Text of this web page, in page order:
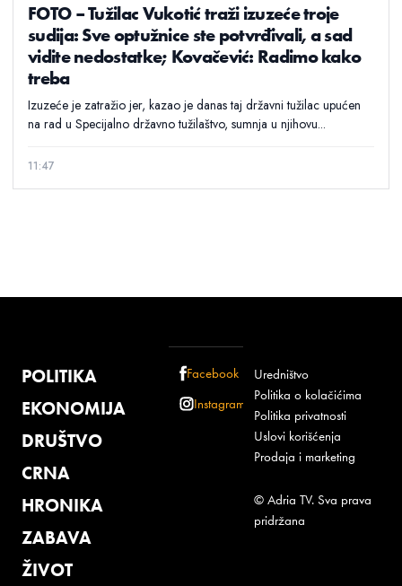
FOTO – Tužilac Vukotić traži izuzeće troje
sudija: Sve optužnice ste potvrđivali, a sad
vidite nedostatke; Kovačević: Radimo kako
treba
Izuzeće je zatražio jer, kazao je danas taj državni tužilac upućen
na rad u Specijalno državno tužilaštvo, sumnja u njihovu...
11:47
POLITIKA
EKONOMIJA
DRUŠTVO
CRNA
HRONIKA
ZABAVA
ŽIVOT
Facebook
Instagram
Uredništvo
Politika o kolačićima
Politika privatnosti
Uslovi korišćenja
Prodaja i marketing
© Adria TV. Sva prava
pridržana